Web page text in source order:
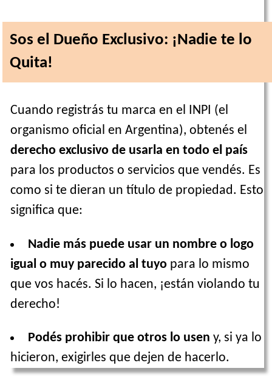
Sos el Dueño Exclusivo: ¡Nadie te lo
Quita!
Cuando registrás tu marca en el INPI (el
organismo oficial en Argentina), obtenés el
derecho exclusivo de usarla en todo el país
para los productos o servicios que vendés. Es
como si te dieran un título de propiedad. Esto
significa que:
Nadie más puede usar un nombre o logo
igual o muy parecido al tuyo para lo mismo
que vos hacés. Si lo hacen, ¡están violando tu
derecho!
Podés prohibir que otros lo usen y, si ya lo
hicieron, exigirles que dejen de hacerlo.